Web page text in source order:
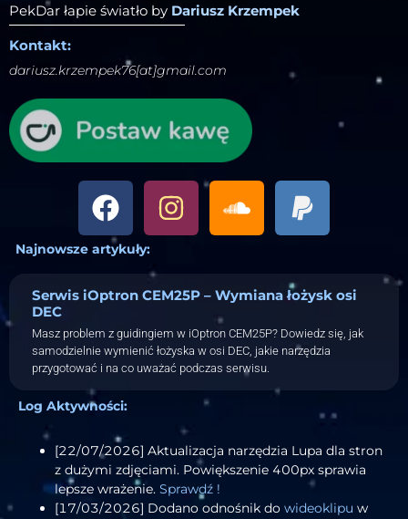
PekDar łapie światło by Dariusz Krzempek
Kontakt:
dariusz.krzempek76[at]gmail.com
Najnowsze artykuły:
Serwis iOptron CEM25P – Wymiana łożysk osi
DEC
Masz problem z guidingiem w iOptron CEM25P? Dowiedz się, jak
samodzielnie wymienić łożyska w osi DEC, jakie narzędzia
przygotować i na co uważać podczas serwisu.
Log Aktywności:
[22/07/2026] Aktualizacja narzędzia Lupa dla stron
z dużymi zdjęciami. Powiększenie 400px sprawia
lepsze wrażenie. Sprawdź !
[17/03/2026] Dodano odnośnik do wideoklipu w